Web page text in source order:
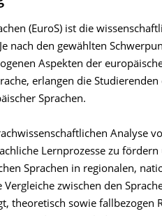
(EuroS) ist die
nach den gewählten
Aspekten der
erlangen die Studierenden
Sprachen.
Analyse
Lernprozesse zu fördern
Sprachen in regionalen,
zwischen den
theoretisch sowie fallbezogen